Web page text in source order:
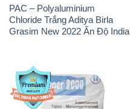
PAC – Polyaluminium
Chloride Trắng Aditya Birla
Grasim New 2022 Ấn Độ India